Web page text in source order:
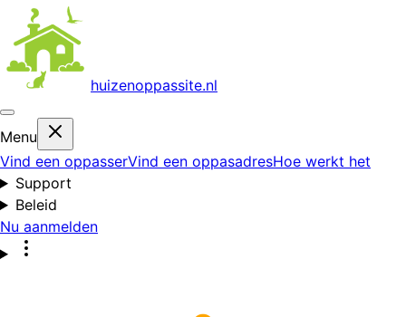
huizenoppassite.nl
Menu
Vind een oppasserVind een oppasadresHoe werkt het
Support
Beleid
Nu aanmelden